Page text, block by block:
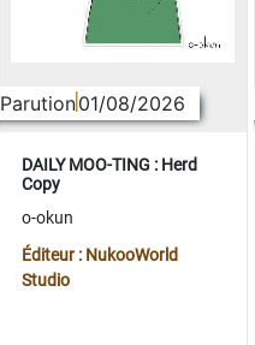
Parution01/08/2026
DAILY MOO-TING : Herd
Copy
o-okun
Éditeur : NukooWorld
Studio